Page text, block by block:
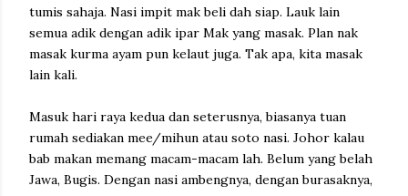
tumis sahaja. Nasi impit mak beli dah siap. Lauk lain
semua adik dengan adik ipar Mak yang masak. Plan nak
masak kurma ayam pun kelaut juga. Tak apa, kita masak
lain kali.
Masuk hari raya kedua dan seterusnya, biasanya tuan
rumah sediakan mee/mihun atau soto nasi. Johor kalau
bab makan memang macam-macam lah. Belum yang belah
Jawa, Bugis. Dengan nasi ambengnya, dengan burasaknya,